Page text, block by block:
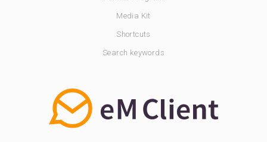
Media Kit
Shortcuts
Search keywords